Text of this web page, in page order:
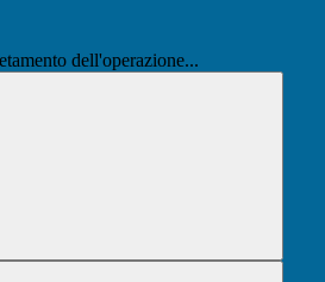
dell'operazione...